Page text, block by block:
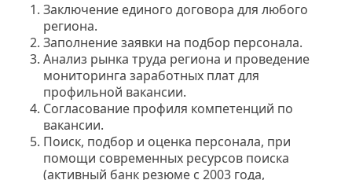
Заключение единого договора для любого
региона.
Заполнение заявки на подбор персонала.
Анализ рынка труда региона и проведение
мониторинга заработных плат для
профильной вакансии.
Согласование профиля компетенций по
вакансии.
Поиск, подбор и оценка персонала, при
помощи современных ресурсов поиска
(активный банк резюме с 2003 года,